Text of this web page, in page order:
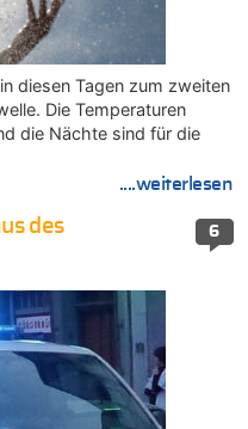
diesen Tagen zum zweiten
Die Temperaturen
die Nächte sind für die
....weiterlesen
6
des